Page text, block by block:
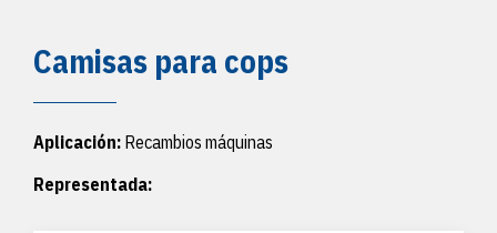
Camisas para cops
Aplicación: Recambios máquinas
Representada: